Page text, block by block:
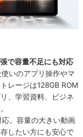
で容量不足にも対応
いのアプリ操作やマ
レージは128GB ROM
、学習資料、ビジネ
。容量の大きい動画
したい方にも安心で